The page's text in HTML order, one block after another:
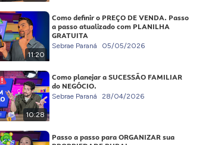
11:20
Como definir o PREÇO DE VENDA. Passo
a passo atualizado com PLANILHA
GRATUITA
Sebrae Paraná 05/05/2026
10:28
Como planejar a SUCESSÃO FAMILIAR
do NEGÓCIO.
Sebrae Paraná 28/04/2026
Passo a passo para ORGANIZAR sua